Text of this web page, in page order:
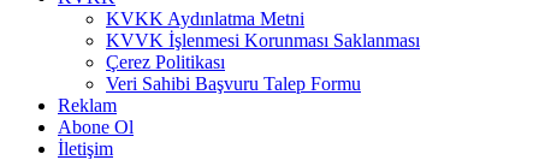
KVKK Aydınlatma Metni
KVVK İşlenmesi Korunması Saklanması
Çerez Politikası
Veri Sahibi Başvuru Talep Formu
Reklam
Abone Ol
İletişim